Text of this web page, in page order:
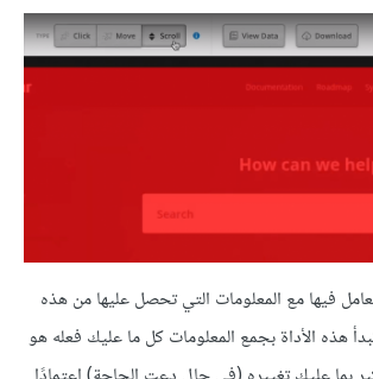
فيها مع المعلومات التي تحصل عليها من هذه
هذه الأداة بجمع المعلومات كل ما عليك فعله هو